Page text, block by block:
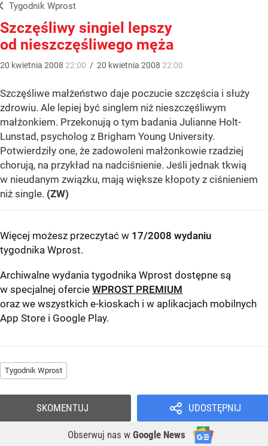
Tygodnik Wprost
Szczęśliwy singiel lepszy
od nieszczęśliwego męża
20 kwietnia 2008 22:00 / 20 kwietnia 2008 22:00
Szczęśliwe małżeństwo daje poczucie szczęścia i służy
zdrowiu. Ale lepiej być singlem niż nieszczęśliwym
małżonkiem. Przekonują o tym badania Julianne Holt-
Lunstad, psycholog z Brigham Young University.
Potwierdziły one, że zadowoleni małżonkowie rzadziej
chorują, na przykład na nadciśnienie. Jeśli jednak tkwią
w nieudanym związku, mają większe kłopoty z ciśnieniem
niż single. (ZW)
Więcej możesz przeczytać w 17/2008 wydaniu
tygodnika Wprost.
Archiwalne wydania tygodnika Wprost dostępne są
w specjalnej ofercie WPROST PREMIUM
oraz we wszystkich e-kioskach i w aplikacjach mobilnych
App Store i Google Play.
Tygodnik Wprost
UDOSTĘPNIJ
Obserwuj nas w Google News
SKOMENTUJ